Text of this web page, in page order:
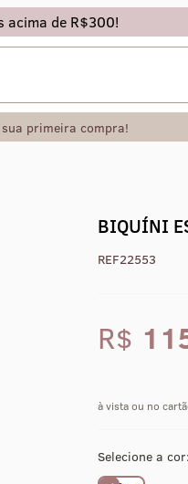
acima de R$300!
sua primeira compra!
BIQUÍNI
REF22553
R$
à vista ou no
Selecione a cor: